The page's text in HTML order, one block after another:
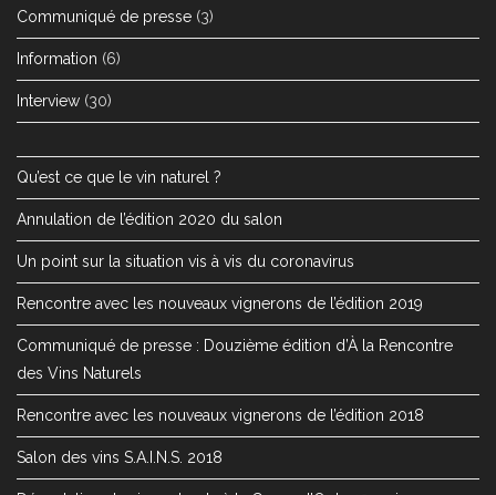
Communiqué de presse (3)
Information (6)
Interview (30)
Qu’est ce que le vin naturel ?
Annulation de l’édition 2020 du salon
Un point sur la situation vis à vis du coronavirus
Rencontre avec les nouveaux vignerons de l’édition 2019
Communiqué de presse : Douzième édition d’À la Rencontre
des Vins Naturels
Rencontre avec les nouveaux vignerons de l’édition 2018
Salon des vins S.A.I.N.S. 2018